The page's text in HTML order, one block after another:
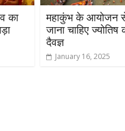
का
महाकुंभ के आयोजन
जाना चाहिए
दैवज्ञ
January 16, 2025